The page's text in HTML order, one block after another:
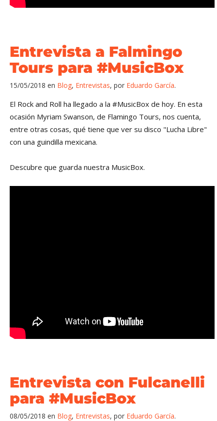
Entrevista a Falmingo
Tours para #MusicBox
15/05/2018 en Blog, Entrevistas, por Eduardo García
El Rock and Roll ha llegado a la #MusicBox de hoy. En esta
ocasión Myriam Swanson, de Flamingo Tours, nos cuenta,
entre otras cosas, qué tiene que ver su disco "Lucha Libre"
con una guindilla mexicana.
Descubre que guarda nuestra MusicBox.
Entrevista con Fulcanelli
para #MusicBox
08/05/2018 en Blog, Entrevistas, por Eduardo García